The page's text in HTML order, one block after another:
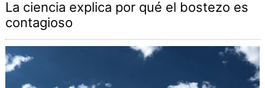
La ciencia explica por qué el bostezo es
contagioso